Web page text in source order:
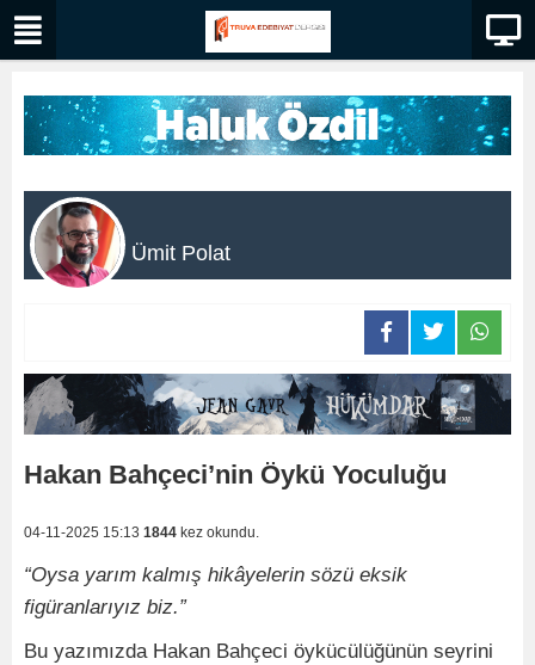
Ümit Polat
Hakan Bahçeci’nin Öykü Yoculuğu
04-11-2025 15:13 1844 kez okundu.
“Oysa yarım kalmış hikâyelerin sözü eksik
figüranlarıyız biz.”
Bu yazımızda Hakan Bahçeci öykücülüğünün seyrini